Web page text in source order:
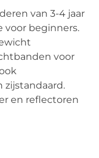
van 3-4 jaar
voor beginners.
voor
zijstandaard.
en reflectoren